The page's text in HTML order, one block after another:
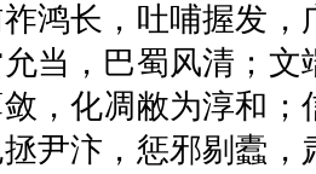
鸿长，吐哺握发
当，巴蜀风清；
，化凋敝为淳和
尹汴，惩邪剔蠹